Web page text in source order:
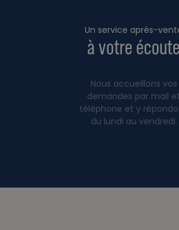
Un service après-
à votre écoute
Nous accueillons vos
demandes par mail et
téléphone et y
du lundi au vendredi.